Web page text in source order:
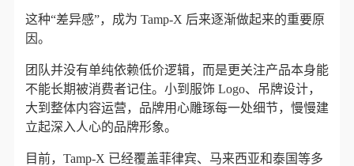
这种“差异感”，成为 Tamp-X 后来逐渐做起来的重要原
因。
团队并没有单纯依赖低价逻辑，而是更关注产品本身能
不能长期被消费者记住。小到服饰 Logo、吊牌设计，
大到整体内容运营，品牌用心雕琢每一处细节，慢慢建
立起深入人心的品牌形象。
目前，Tamp-X 已经覆盖菲律宾、马来西亚和泰国等多